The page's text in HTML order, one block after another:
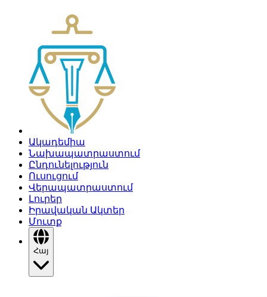
Ակադեմիա
Նախապատրաստում
Ընդունելություն
Ուսուցում
Վերապատրաստում
Լուրեր
Իրավական Ակտեր
Մուտք
Հայ